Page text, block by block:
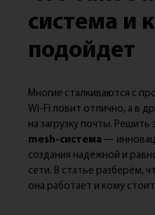
система и
подойдет
Многие сталкиваются с
Wi-Fi ловит отлично, а в
на загрузку почты.
mesh-система —
создания надёжной и
сети. В статье разберём,
она работает и кому